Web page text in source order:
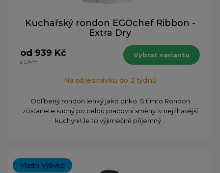
Kuchařský rondon EGOchef Ribbon -
Extra Dry
od 939 Kč
s DPH
Vybrat variantu
Na objednávku do 2 týdnů
Oblíbený rondon lehký jako pírko. S tímto Rondon
zůstanete suchý po celou pracovní směny iv nejžhavější
kuchyni! Je to výjimečně příjemný...
Vlastní výšivka